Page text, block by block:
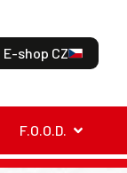
E-shop CZ
F.O.O.D.